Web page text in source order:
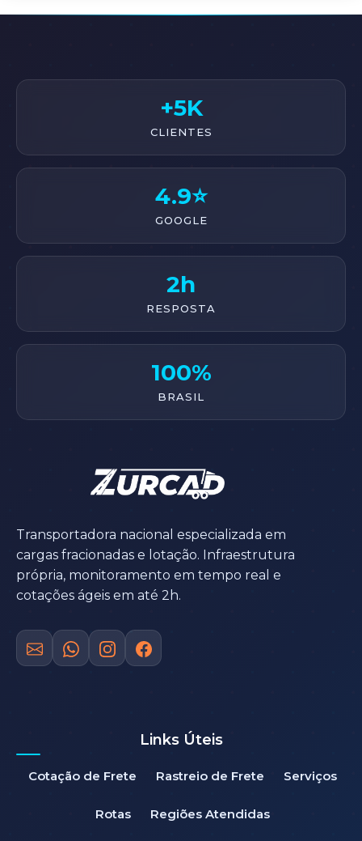
+5K
CLIENTES
4.9⭐
GOOGLE
2h
RESPOSTA
100%
BRASIL
Transportadora nacional especializada em
cargas fracionadas e lotação. Infraestrutura
própria, monitoramento em tempo real e
cotações ágeis em até 2h.
Links Úteis
Cotação de Frete Rastreio de Frete Serviços
Rotas Regiões Atendidas